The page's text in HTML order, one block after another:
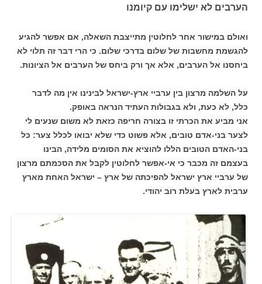
הערבים לא ישלימו עם קיומנו
ואולם במישור אחר לחלוטין מתייצבת השאלה, אם אפשר להגיע
להגשמת מחשבות של שלום בדרכי שלום. כי הרי דבר זה תלוי לא
ביחסנו אל הערבים, אלא אך ורק ביחס של הערבים אל הציונות.
על השלמה מרצון בין ערביי ארץ-ישראל לבינינו אין מה לדבר
כלל, לא כעת, ולא בגבולות העתיד הנראה באופק.
אני מביע את הכרתי זו בצורה חריפה כזאת לא משום שנעים לי
לצער בני-אדם טובים, אלא פשוט כדי שלא יבואו לכלל צער: כל
בני-האדם הטובים הללו להוציא את הסומים מלידה, הבינו
בעצמם זה מכבר כי אי-אפשר לחלוטין לקבל את הסכמתם מרצון
של ערביי ארץ ישראל להפיכתה של ארץ – ישראל האחת מארץ
ערבית לארץ בעלת רוב יהודי.